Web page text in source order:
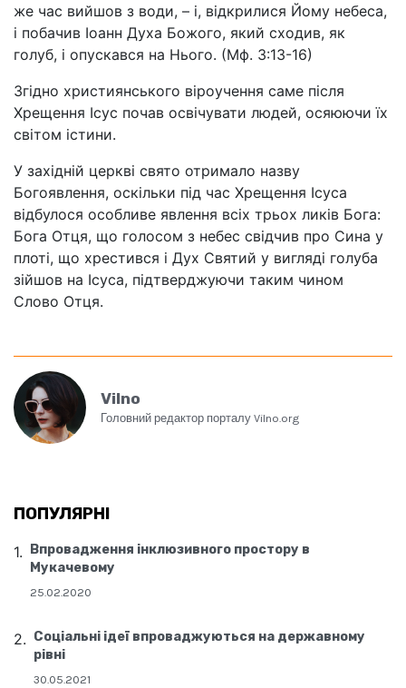
же час вийшов з води, – і, відкрилися Йому небеса,
і побачив Іоанн Духа Божого, який сходив, як
голуб, і опускався на Нього. (Мф. 3:13-16)
Згідно християнського віроучення саме після
Хрещення Ісус почав освічувати людей, осяюючи їх
світом істини.
У західній церкві свято отримало назву
Богоявлення, оскільки під час Хрещення Ісуса
відбулося особливе явлення всіх трьох ликів Бога:
Бога Отця, що голосом з небес свідчив про Сина у
плоті, що хрестився і Дух Святий у вигляді голуба
зійшов на Ісуса, підтверджуючи таким чином
Слово Отця.
Vilno
Головний редактор порталу Vilno.org
ПОПУЛЯРНІ
Впровадження інклюзивного простору в
Мукачевому
25.02.2020
Соціальні ідеї впроваджуються на державному
рівні
30.05.2021